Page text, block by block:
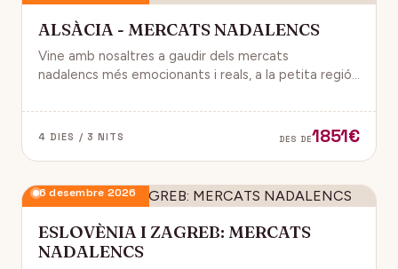
ALSÀCIA - MERCATS NADALENCS
Vine amb nosaltres a gaudir dels mercats
nadalencs més emocionants i reals, a la petita regió
4 DIES / 3 NITS DES DE1851€
6 desembre 2026
ESLOVÈNIA I ZAGREB: MERCATS
NADALENCS